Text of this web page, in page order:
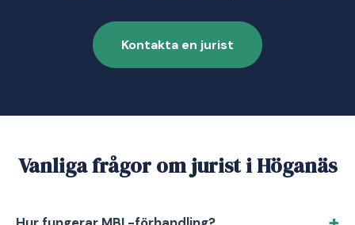
Kontakta en jurist
Vanliga frågor om jurist i Höganäs